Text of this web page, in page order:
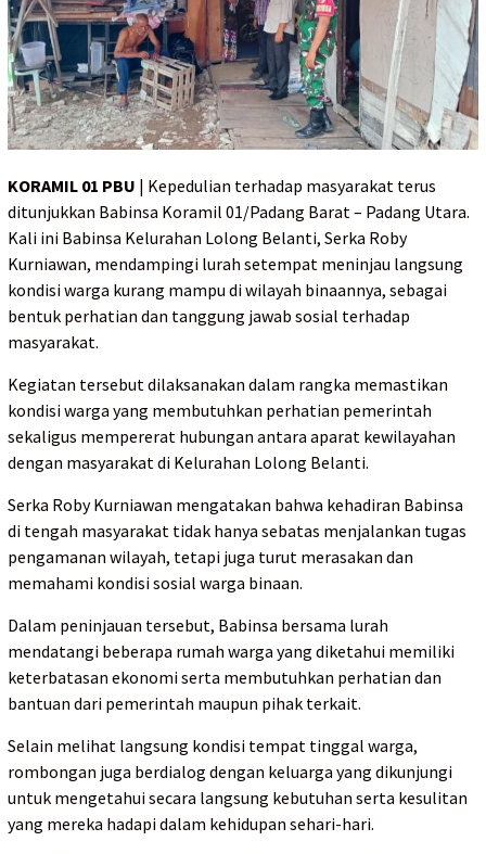
KORAMIL 01 PBU | Kepedulian terhadap masyarakat terus
ditunjukkan Babinsa Koramil 01/Padang Barat – Padang Utara.
Kali ini Babinsa Kelurahan Lolong Belanti, Serka Roby
Kurniawan, mendampingi lurah setempat meninjau langsung
kondisi warga kurang mampu di wilayah binaannya, sebagai
bentuk perhatian dan tanggung jawab sosial terhadap
masyarakat.
Kegiatan tersebut dilaksanakan dalam rangka memastikan
kondisi warga yang membutuhkan perhatian pemerintah
sekaligus mempererat hubungan antara aparat kewilayahan
dengan masyarakat di Kelurahan Lolong Belanti.
Serka Roby Kurniawan mengatakan bahwa kehadiran Babinsa
di tengah masyarakat tidak hanya sebatas menjalankan tugas
pengamanan wilayah, tetapi juga turut merasakan dan
memahami kondisi sosial warga binaan.
Dalam peninjauan tersebut, Babinsa bersama lurah
mendatangi beberapa rumah warga yang diketahui memiliki
keterbatasan ekonomi serta membutuhkan perhatian dan
bantuan dari pemerintah maupun pihak terkait.
Selain melihat langsung kondisi tempat tinggal warga,
rombongan juga berdialog dengan keluarga yang dikunjungi
untuk mengetahui secara langsung kebutuhan serta kesulitan
yang mereka hadapi dalam kehidupan sehari-hari.